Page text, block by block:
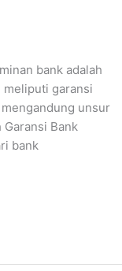
bank adalah
meliputi garansi
unsur
Bank
bank